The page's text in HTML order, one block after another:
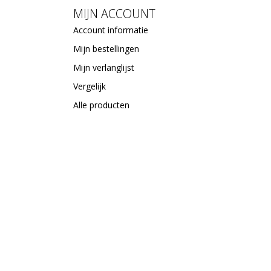
MIJN ACCOUNT
Account informatie
Mijn bestellingen
Mijn verlanglijst
Vergelijk
Alle producten